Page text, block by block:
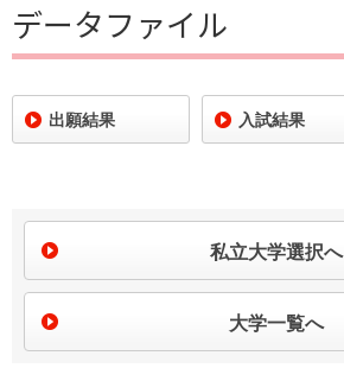
データファイル
出願結果 入試結果
私立大学選択へ
大学一覧へ